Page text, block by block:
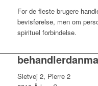
For de fleste brugere
bevisførelse, men om
spirituel forbindelse.
Sletvej 2, Pierre 2